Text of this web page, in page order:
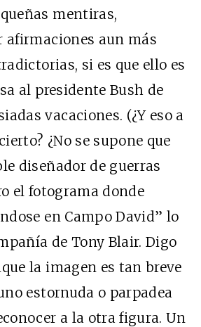
mentiras,
afirmaciones aun más
si es que ello es
al presidente Bush de
vacaciones. (¿Y eso a
¿No se supone que
diseñador de guerras
el fotograma donde
en Campo David” lo
de Tony Blair. Digo
la imagen es tan breve
estornuda o parpadea
a la otra figura. Un